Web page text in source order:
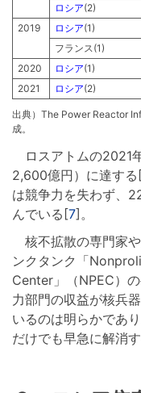
ロシア(2)
2019
ロシア(1)
フランス(1)
2020
ロシア(1)
2021
ロシア(2)
出典）The Power Reactor
成。
ロスアトムの2021
2,600億円）に達す
は競争力を失わず、
んでいる[7]。
核不拡散の専門家
ンクタンク「
Center」（NPEC）
力部門の収益が核兵
いるのは明らかであ
だけでも早急に解消